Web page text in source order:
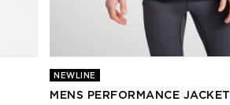
NEWLINE
MENS PERFORMANCE JACKET